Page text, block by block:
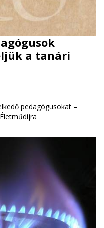
a tanári
pedagógusokat –